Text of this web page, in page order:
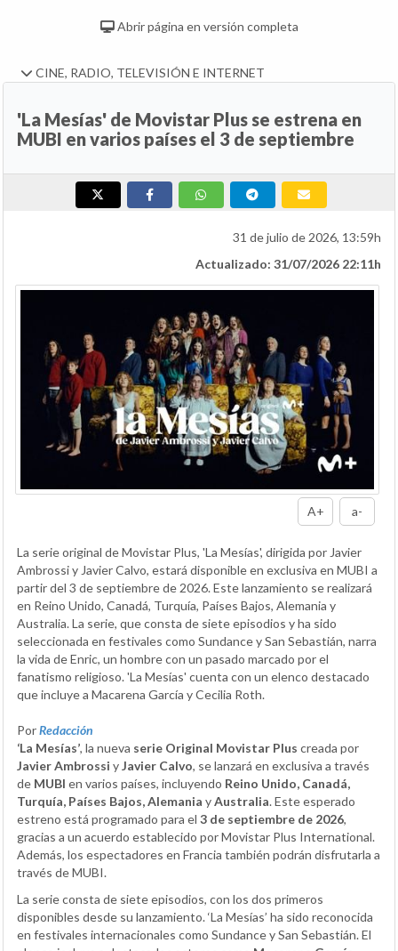
Abrir página en versión completa
CINE, RADIO, TELEVISIÓN E INTERNET
'La Mesías' de Movistar Plus se estrena en
MUBI en varios países el 3 de septiembre
31 de julio de 2026, 13:59h
Actualizado: 31/07/2026 22:11h
A+ a-
La serie original de Movistar Plus, 'La Mesías', dirigida por Javier
Ambrossi y Javier Calvo, estará disponible en exclusiva en MUBI a
partir del 3 de septiembre de 2026. Este lanzamiento se realizará
en Reino Unido, Canadá, Turquía, Países Bajos, Alemania y
Australia. La serie, que consta de siete episodios y ha sido
seleccionada en festivales como Sundance y San Sebastián, narra
la vida de Enric, un hombre con un pasado marcado por el
fanatismo religioso. 'La Mesías' cuenta con un elenco destacado
que incluye a Macarena García y Cecilia Roth.
PorRedacción
‘La Mesías’, la nueva serie Original Movistar Plus creada por
Javier Ambrossi yJavier Calvo, se lanzará en exclusiva a través
de MUBI en varios países, incluyendo Reino Unido, Canadá,
Turquía, Países Bajos, Alemania yAustralia. Este esperado
estreno está programado para el 3 de septiembre de 2026,
gracias a un acuerdo establecido por Movistar Plus International.
Además, los espectadores en Francia también podrán disfrutarla a
través de MUBI.
La serie consta de siete episodios, con los dos primeros
disponibles desde su lanzamiento. ‘La Mesías’ ha sido reconocida
en festivales internacionales como Sundance y San Sebastián. El